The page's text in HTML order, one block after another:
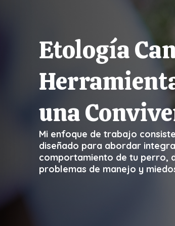
Etología
una
Mi enfoque de trabajo
diseñado para abordar
comportamiento de tu perro,
problemas de manejo y